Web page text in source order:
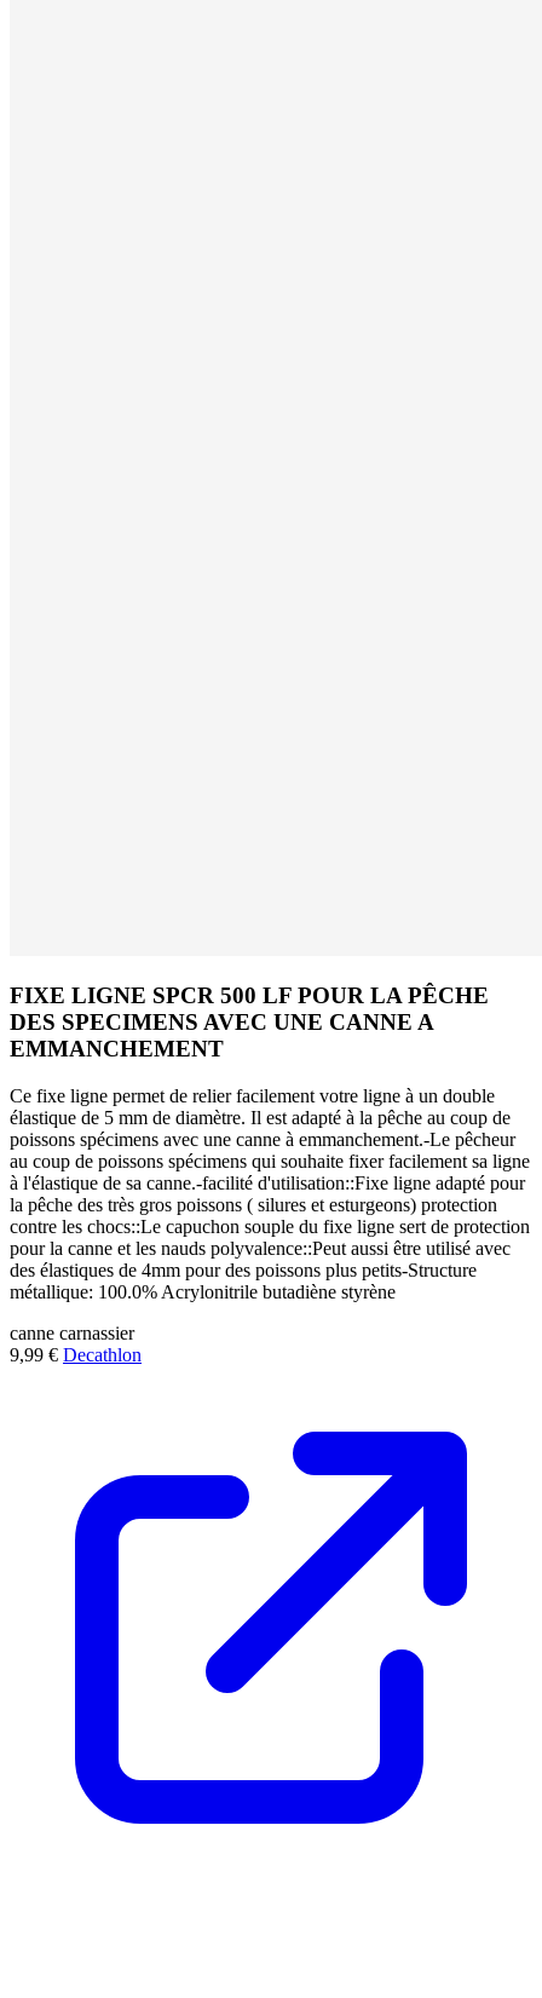
FIXE LIGNE SPCR 500 LF POUR LA PÊCHE
DES SPECIMENS AVEC UNE CANNE A
EMMANCHEMENT
Ce fixe ligne permet de relier facilement votre ligne à un double
élastique de 5 mm de diamètre. Il est adapté à la pêche au coup de
poissons spécimens avec une canne à emmanchement.-Le pêcheur
au coup de poissons spécimens qui souhaite fixer facilement sa ligne
à l'élastique de sa canne.-facilité d'utilisation::Fixe ligne adapté pour
la pêche des très gros poissons ( silures et esturgeons) protection
contre les chocs::Le capuchon souple du fixe ligne sert de protection
pour la canne et les nauds polyvalence::Peut aussi être utilisé avec
des élastiques de 4mm pour des poissons plus petits-Structure
métallique: 100.0% Acrylonitrile butadiène styrène
canne carnassier
9,99 € Decathlon